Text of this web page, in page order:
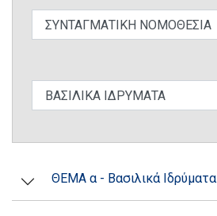
ΘΕΜΑ α - Βασιλικά Ιδρύματα